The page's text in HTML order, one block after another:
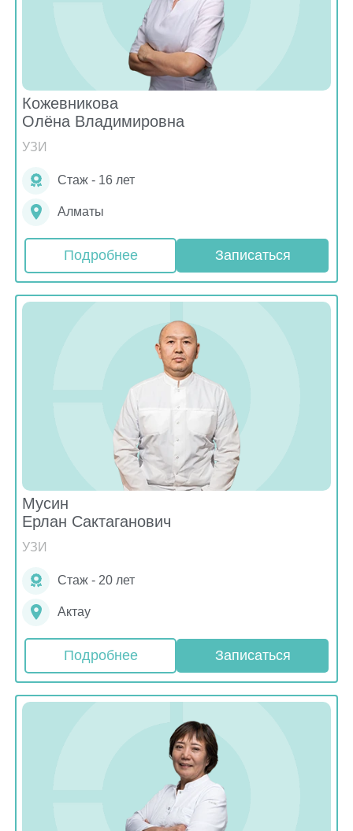
Кожевникова
Олёна Владимировна
УЗИ
Стаж - 16 лет
Алматы
Подробнее Записаться
Мусин
Ерлан Сактаганович
УЗИ
Стаж - 20 лет
Актау
Подробнее Записаться